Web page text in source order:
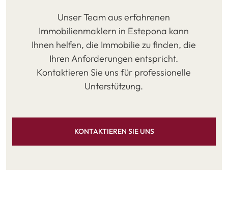
Unser Team aus erfahrenen
Immobilienmaklern in Estepona kann
Ihnen helfen, die Immobilie zu finden, die
Ihren Anforderungen entspricht.
Kontaktieren Sie uns für professionelle
Unterstützung.
KONTAKTIEREN SIE UNS